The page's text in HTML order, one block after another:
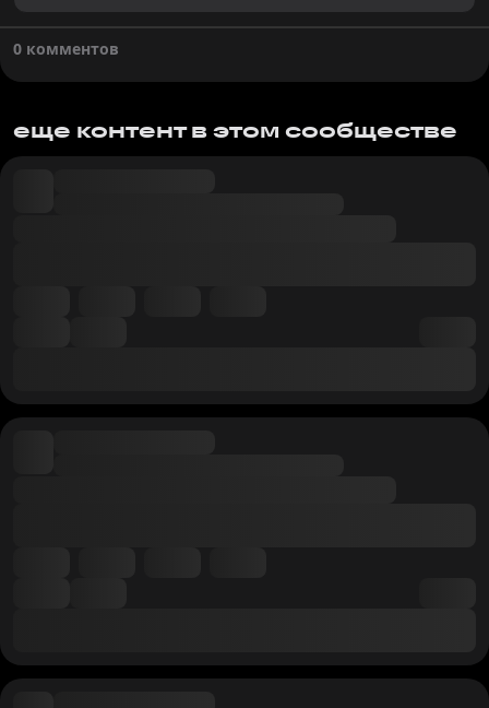
0 комментов
еще контент в этом сообществе